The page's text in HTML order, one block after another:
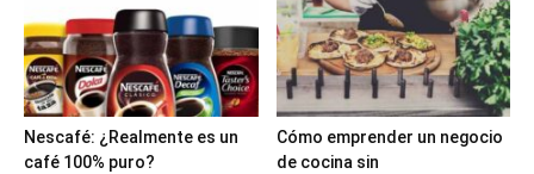
Nescafé: ¿Realmente es un
café 100% puro?
Cómo emprender un negocio
de cocina sin